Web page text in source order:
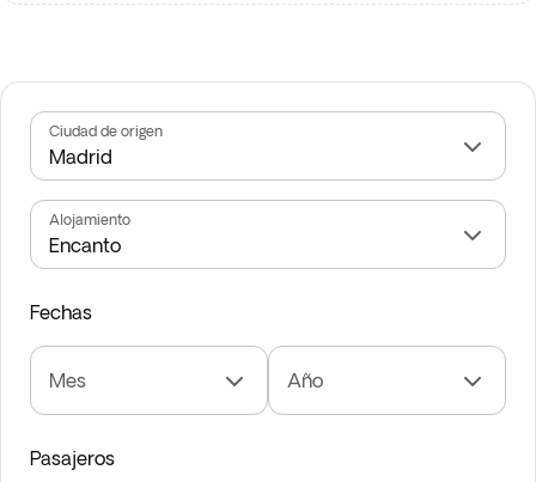
Ciudad de origen
Alojamiento
Fechas
Mes Año
Pasajeros